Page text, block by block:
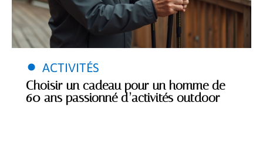
ACTIVITÉS
Choisir un cadeau pour un homme de
60 ans passionné d’activités outdoor